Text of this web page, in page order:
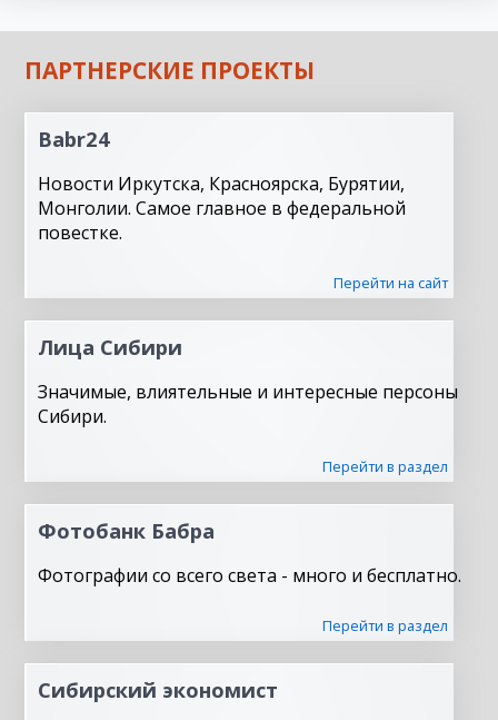
ПАРТНЕРСКИЕ ПРОЕКТЫ
Babr24
Новости Иркутска, Красноярска, Бурятии,
Монголии. Самое главное в федеральной
повестке.
Перейти на сайт
Лица Сибири
Значимые, влиятельные и интересные персоны
Сибири.
Перейти в раздел
Фотобанк Бабра
Фотографии со всего света - много и бесплатно.
Перейти в раздел
Сибирский экономист